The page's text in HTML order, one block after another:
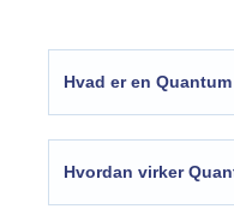
Hvad er en
Hvordan virker